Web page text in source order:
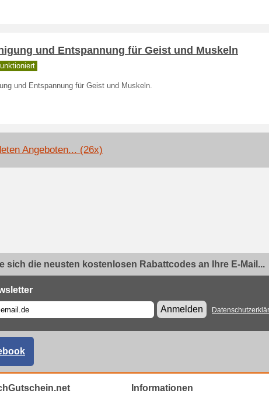
und Entspannung für Geist und Muskeln
und Entspannung für Geist und Muskeln.
Angeboten... (26x)
sich die neusten kostenlosen Rabattcodes an Ihre E-Mail...
Anmelden
Informationen